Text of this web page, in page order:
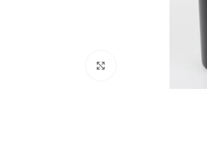
Büyütmek için tıklayın